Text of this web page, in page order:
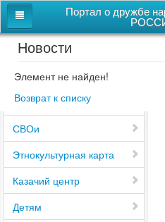
Портал о дружбе
Главная
Дом дружбы народов
Новости
СВОи
Этнокультурная карта
Казачий центр
Детям
Новости
Элемент не найден!
Возврат к списку